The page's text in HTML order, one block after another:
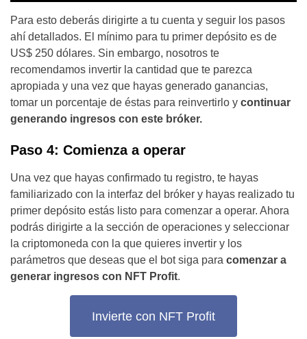
Para esto deberás dirigirte a tu cuenta y seguir los pasos
ahí detallados. El mínimo para tu primer depósito es de
US$ 250 dólares. Sin embargo, nosotros te
recomendamos invertir la cantidad que te parezca
apropiada y una vez que hayas generado ganancias,
tomar un porcentaje de éstas para reinvertirlo y continuar
generando ingresos con este bróker.
Paso 4: Comienza a operar
Una vez que hayas confirmado tu registro, te hayas
familiarizado con la interfaz del bróker y hayas realizado tu
primer depósito estás listo para comenzar a operar. Ahora
podrás dirigirte a la sección de operaciones y seleccionar
la criptomoneda con la que quieres invertir y los
parámetros que deseas que el bot siga para comenzar a
generar ingresos con NFT Profit.
Invierte con NFT Profit